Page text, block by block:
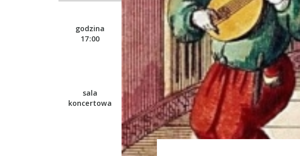
godzina
17:00
sala
koncertowa